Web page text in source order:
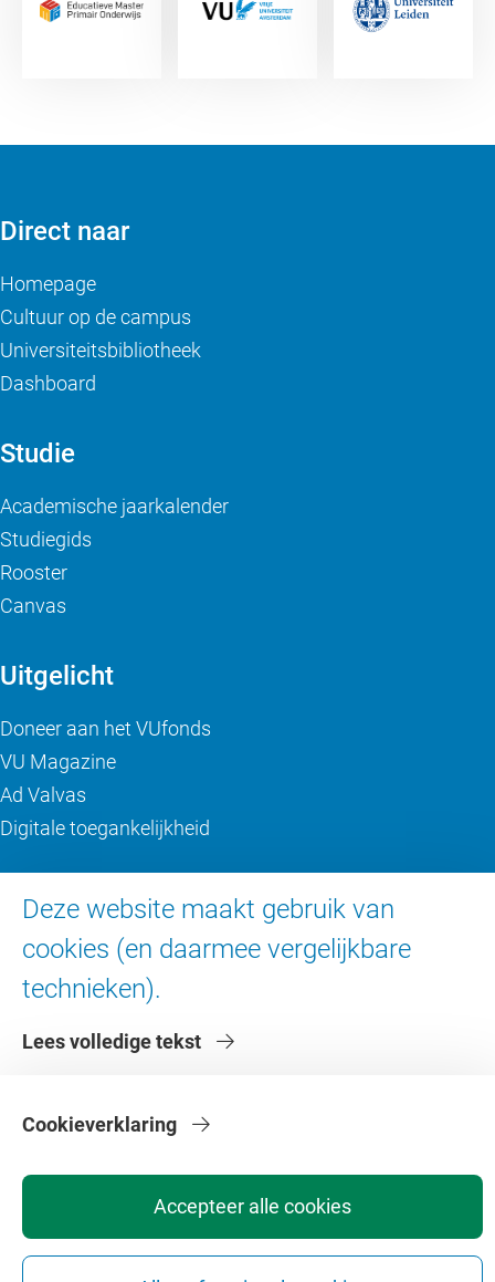
Deze website maakt gebruik van
cookies (en daarmee vergelijkbare
technieken).
Lees volledige tekst
Accepteer alle cookies
Cookieverklaring
Direct naar
Homepage
Cultuur op de campus
Universiteitsbibliotheek
Dashboard
Studie
Academische jaarkalender
Studiegids
Rooster
Canvas
Uitgelicht
Doneer aan het VUfonds
VU Magazine
Ad Valvas
Digitale toegankelijkheid
Over de VU
Contact en route
Werken bij de VU
Diensten